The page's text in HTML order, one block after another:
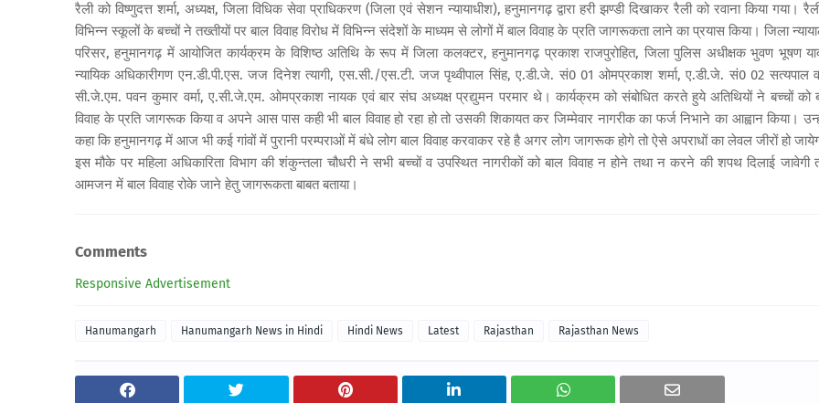
रैली को विष्णुदत्त शर्मा, अध्यक्ष, जिला विधिक सेवा प्राधिकरण (जिला एवं सेशन न्यायाधीश), हनुमानगढ़ द्वारा हरी झण्डी दिखाकर रैली को रवाना किया गया।
विभिन्न स्कूलों के बच्चों ने तख्तीयों पर बाल विवाह विरोध में विभिन्न संदेशों के माध्यम से लोगों में बाल विवाह के प्रति जागरूकता लाने का प्रयास किया। जिला
परिसर, हनुमानगढ़ में आयोजित कार्यक्रम के विशिष्ठ अतिथि के रूप में जिला कलक्टर, हनुमानगढ़ प्रकाश राजपुरोहित, जिला पुलिस अधीक्षक भुवण भूषण
न्यायिक अधिकारीगण एन.डी.पी.एस. जज दिनेश त्यागी, एस.सी./एस.टी. जज पृथ्वीपाल सिंह, ए.डी.जे. सं0 01 ओमप्रकाश शर्मा, ए.डी.जे. सं0 02 सत्यपाल
सी.जे.एम. पवन कुमार वर्मा, ए.सी.जे.एम. ओमप्रकाश नायक एवं बार संघ अध्यक्ष प्रद्युमन परमार थे। कार्यक्रम को संबोधित करते हुये अतिथियों ने बच्चों को
विवाह के प्रति जागरूक किया व अपने आस पास कही भी बाल विवाह हो रहा हो तो उसकी शिकायत कर जिम्मेवार नागरीक का फर्ज निभाने का आह्वान किया।
कहा कि हनुमानगढ़ में आज भी कई गांवों में पुरानी परम्पराओं में बंधे लोग बाल विवाह करवाकर रहे है अगर लोग जागरूक होगे तो ऐसे अपराधों का लेवल जीरों हो
इस मौके पर महिला अधिकारिता विभाग की शंकुन्तला चौधरी ने सभी बच्चों व उपस्थित नागरीकों को बाल विवाह न होने तथा न करने की शपथ दिलाई जावेगी
आमजन में बाल विवाह रोके जाने हेतु जागरूकता बाबत बताया।
Comments
Responsive Advertisement
Hanumangarh Hanumangarh News in Hindi Hindi News Latest Rajasthan Rajasthan News